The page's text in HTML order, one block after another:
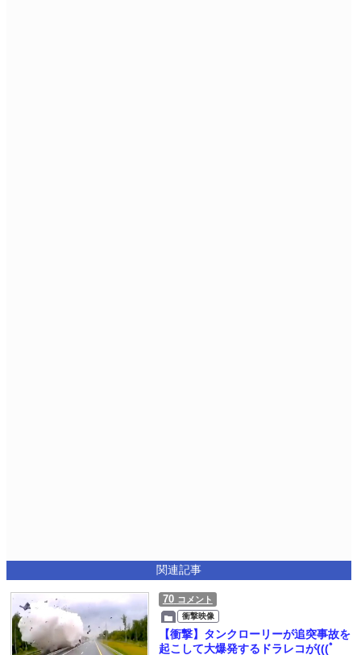
関連記事
70 コメント
衝撃映像
【衝撃】タンクローリーが追突事故を
起こして大爆発するドラレコが(((ﾟ